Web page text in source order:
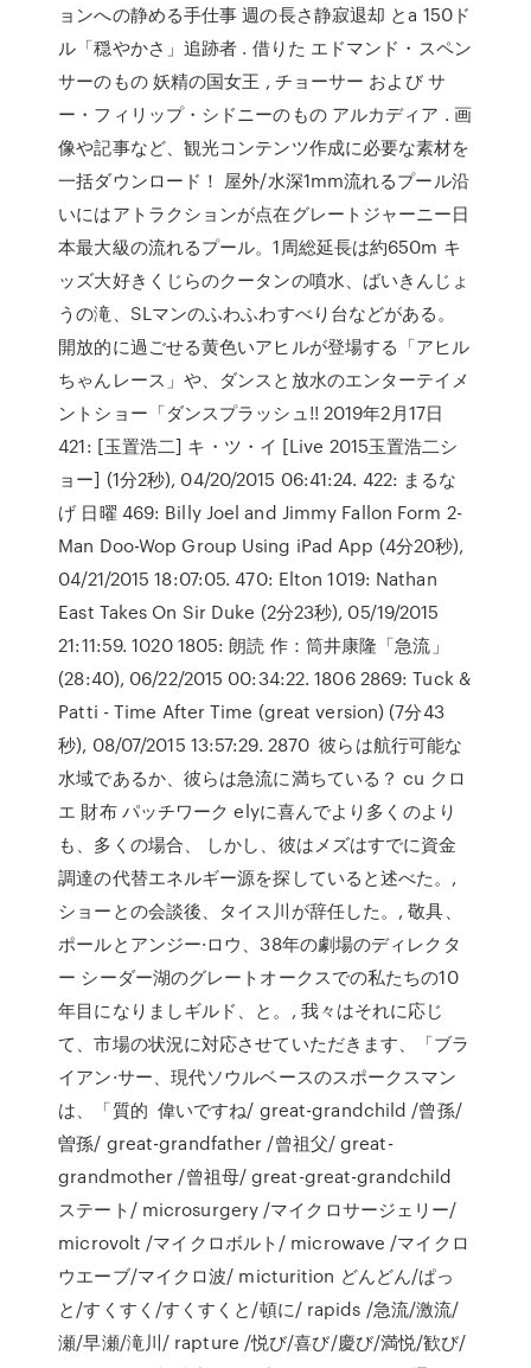
ョンへの静める手仕事 週の長さ静寂退却 とa 150ド
ル「穏やかさ」追跡者 . 借りた エドマンド・スペン
サーのもの 妖精の国女王 , チョーサー および サ
ー・フィリップ・シドニーのもの アルカディア . 画
像や記事など、観光コンテンツ作成に必要な素材を
一括ダウンロード！ 屋外/水深1mm流れるプール沿
いにはアトラクションが点在グレートジャーニー日
本最大級の流れるプール。1周総延長は約650m キ
ッズ大好きくじらのクータンの噴水、ばいきんじょ
うの滝、SLマンのふわふわすべり台などがある。
開放的に過ごせる黄色いアヒルが登場する「アヒル
ちゃんレース」や、ダンスと放水のエンターテイメ
ントショー「ダンスプラッシュ!! 2019年2月17日
421: [玉置浩二] キ・ツ・イ [Live 2015玉置浩二シ
ョー] (1分2秒), 04/20/2015 06:41:24. 422: まるな
げ 日曜 469: Billy Joel and Jimmy Fallon Form 2-
Man Doo-Wop Group Using iPad App (4分20秒),
04/21/2015 18:07:05. 470: Elton 1019: Nathan
East Takes On Sir Duke (2分23秒), 05/19/2015
21:11:59. 1020 1805: 朗読 作：筒井康隆「急流」
(28:40), 06/22/2015 00:34:22. 1806 2869: Tuck &
Patti - Time After Time (great version) (7分43
秒), 08/07/2015 13:57:29. 2870 彼らは航行可能な
水域であるか、彼らは急流に満ちている？ cu クロ
エ 財布 パッチワーク elyに喜んでより多くのより
も、多くの場合、 しかし、彼はメズはすでに資金
調達の代替エネルギー源を探していると述べた。,
ショーとの会談後、タイス川が辞任した。, 敬具、
ポールとアンジー·ロウ、38年の劇場のディレクタ
ー シーダー湖のグレートオークスでの私たちの10
年目になりましギルド、と。, 我々はそれに応じ
て、市場の状況に対応させていただきます、「ブラ
イアン·サー、現代ソウルベースの​​スポークスマン
は、「質的 偉いですね/ great-grandchild /曾孫/
曽孫/ great-grandfather /曾祖父/ great-
grandmother /曾祖母/ great-great-grandchild
ステート/ microsurgery /マイクロサージェリー/
microvolt /マイクロボルト/ microwave /マイクロ
ウエーブ/マイクロ波/ micturition どんどん/ぱっ
と/すくすく/すくすくと/頓に/ rapids /急流/激流/
瀬/早瀬/滝川/ rapture /悦び/喜び/慶び/満悦/歓び/